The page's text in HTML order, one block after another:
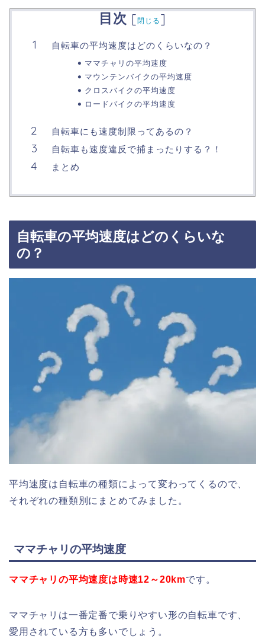
目次 [閉じる ]
自転車の平均速度はどのくらいなの？
ママチャリの平均速度
マウンテンバイクの平均速度
クロスバイクの平均速度
ロードバイクの平均速度
自転車にも速度制限ってあるの？
自転車も速度違反で捕まったりする？！
まとめ
自転車の平均速度はどのくらいな
の？
平均速度は自転車の種類によって変わってくるので、
それぞれの種類別にまとめてみました。
ママチャリの平均速度
ママチャリの平均速度は時速12～20kmです。
ママチャリは一番定番で乗りやすい形の自転車です、
愛用されている方も多いでしょう。